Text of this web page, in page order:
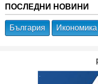
ПОСЛЕДНИ НОВИНИ
България Икономика